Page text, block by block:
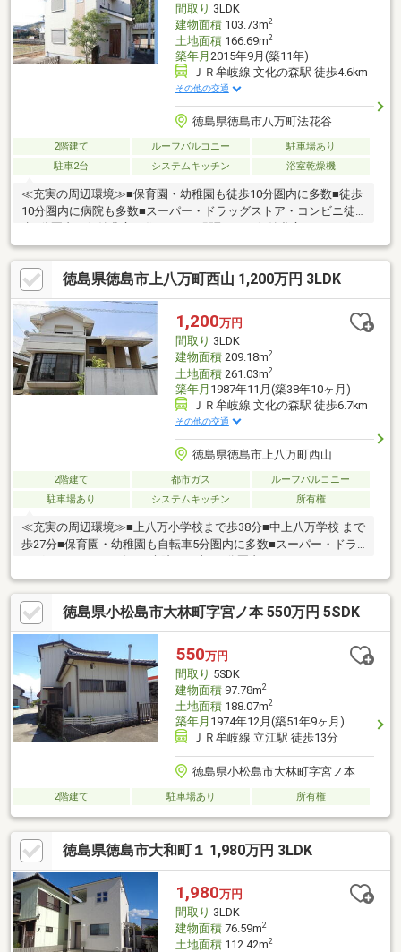
間取り 3LDK
建物面積103.73m2
土地面積166.69m2
築年月 2015年9月(築11年)
ＪＲ牟岐線 文化の森駅 徒歩4.6km
その他の交通
徳島県徳島市八万町法花谷
2階建て ルーフバルコニー
駐車場あり
駐車2台
システムキッチン 浴室乾燥機
≪充実の周辺環境≫■保育園・幼稚園も徒歩10分圏内に多数■徒歩
10分圏内に病院も多数■スーパー・ドラッグストア・コンビニ徒
でも安心のインナーバルコニー本日ご案内可能です♪
徳島県徳島市上八万町西山 1,200万円 3LDK
1,200万円
間取り 3LDK
建物面積209.18m2
土地面積261.03m2
築年月 1987年11月(築38年10ヶ月)
ＪＲ牟岐線 文化の森駅 徒歩6.7km
その他の交通
徳島県徳島市上八万町西山
2階建て 都市ガス
ルーフバルコニー
駐車場あり
システムキッチン 所有権
≪充実の周辺環境≫■上八万小学校まで歩38分■中上八万学校 まで
歩27分■保育園・幼稚園も自転車5分圏内に多数■スーパー・ドラ
徳島県小松島市大林町字宮ノ本 550万円 5SDK
550万円
間取り 5SDK
建物面積97.78m2
土地面積188.07m2
築年月 1974年12月(築51年9ヶ月)
ＪＲ牟岐線 立江駅 徒歩13分
徳島県小松島市大林町字宮ノ本
2階建て 駐車場あり 所有権
徳島県徳島市大和町１ 1,980万円 3LDK
1,980万円
間取り 3LDK
建物面積76.59m2
土地面積112.42m2